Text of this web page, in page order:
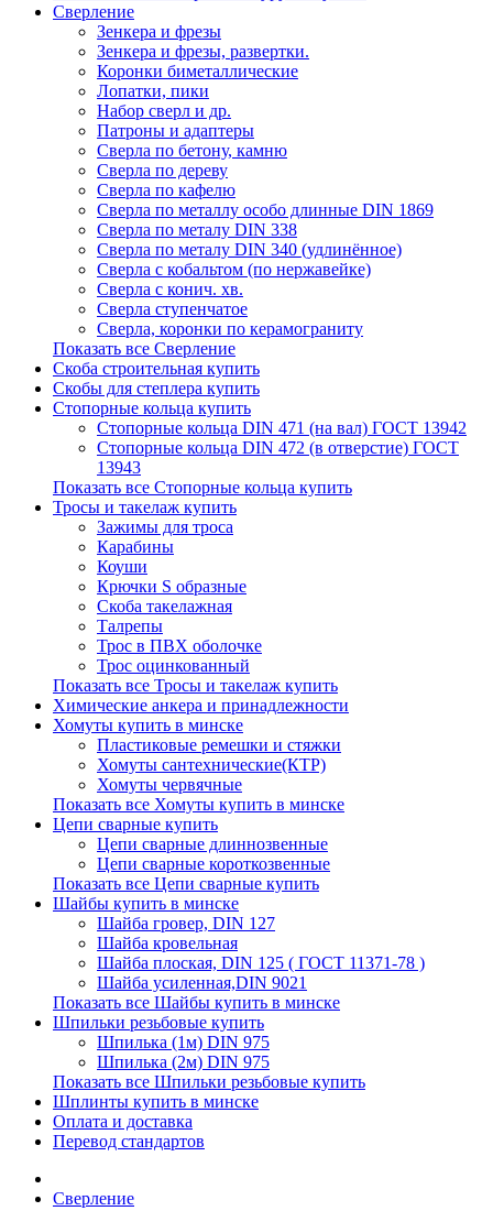
Сверление
Зенкера и фрезы
Зенкера и фрезы, развертки.
Коронки биметаллические
Лопатки, пики
Набор сверл и др.
Патроны и адаптеры
Сверла по бетону, камню
Сверла по дереву
Сверла по кафелю
Сверла по металлу особо длинные DIN 1869
Сверла по металу DIN 338
Сверла по металу DIN 340 (удлинённое)
Сверла с кобальтом (по нержавейке)
Сверла с конич. хв.
Сверла ступенчатое
Сверла, коронки по керамограниту
Показать все Сверление
Скоба строительная купить
Скобы для степлера купить
Стопорные кольца купить
Стопорные кольца DIN 471 (на вал) ГОСТ 13942
Стопорные кольца DIN 472 (в отверстие) ГОСТ
13943
Показать все Стопорные кольца купить
Тросы и такелаж купить
Зажимы для троса
Карабины
Коуши
Крючки S образные
Скоба такелажная
Талрепы
Трос в ПВХ оболочке
Трос оцинкованный
Показать все Тросы и такелаж купить
Химические анкера и принадлежности
Хомуты купить в минске
Пластиковые ремешки и стяжки
Хомуты сантехнические(КТР)
Хомуты червячные
Показать все Хомуты купить в минске
Цепи сварные купить
Цепи сварные длиннозвенные
Цепи сварные короткозвенные
Показать все Цепи сварные купить
Шайбы купить в минске
Шайба гровер, DIN 127
Шайба кровельная
Шайба плоская, DIN 125 ( ГОСТ 11371-78 )
Шайба усиленная,DIN 9021
Показать все Шайбы купить в минске
Шпильки резьбовые купить
Шпилька (1м) DIN 975
Шпилька (2м) DIN 975
Показать все Шпильки резьбовые купить
Шплинты купить в минске
Оплата и доставка
Перевод стандартов
Сверление